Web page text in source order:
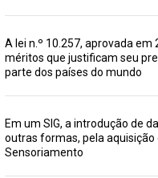
A lei n.º 10.257, aprovada em
méritos que justificam seu
parte dos países do mundo
Em um SIG, a introdução de
outras formas, pela aquisição
Sensoriamento